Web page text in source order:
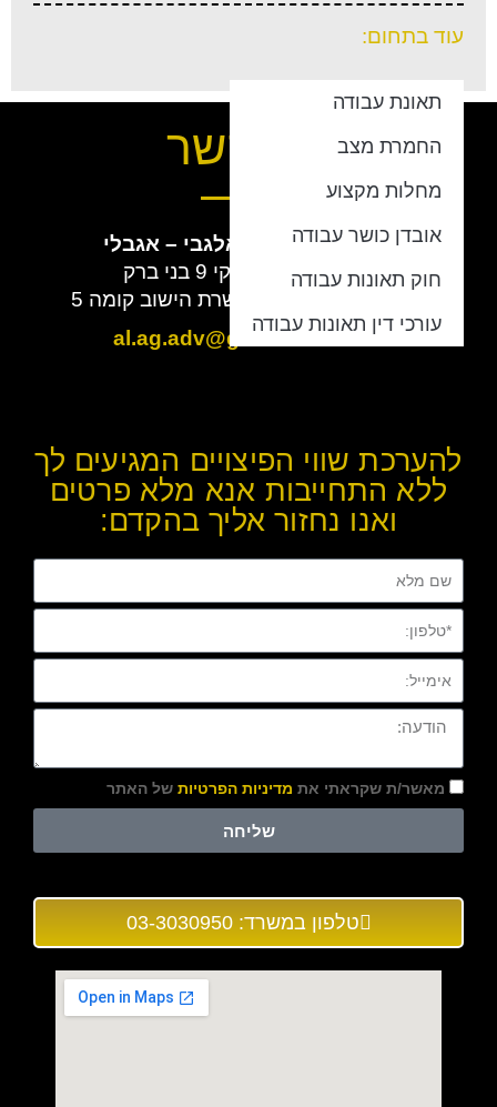
עוד בתחום:
תאונת עבודה
החמרת מצב
מחלות מקצוע
אובדן כושר עבודה
חוק תאונות עבודה
עורכי דין תאונות עבודה
צור קשר
חברת עורכי הדין
אלגבי – אגבלי
כתובת:ז'בוטינסקי 9 בני ברק
מייל: al.ag.adv@gmail.com
להערכת שווי הפיצויים המגיעים לך
ללא התחייבות אנא מלא פרטים
ואנו נחזור אליך בהקדם:
מאשר/ת שקראתי את מדיניות הפרטיות של האתר
שליחה
טלפון במשרד: 03-3030950